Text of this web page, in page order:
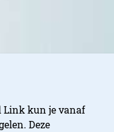
Link kun je vanaf
Deze